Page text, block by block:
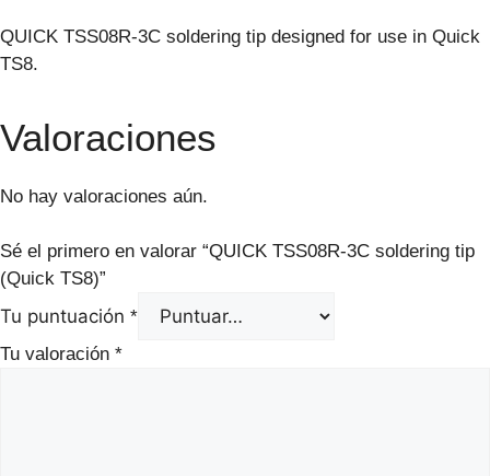
QUICK TSS08R-3C soldering tip designed for use in Quick
TS8.
Valoraciones
No hay valoraciones aún.
Sé el primero en valorar “QUICK TSS08R-3C soldering tip
(Quick TS8)”
Tu puntuación *
Tu valoración *